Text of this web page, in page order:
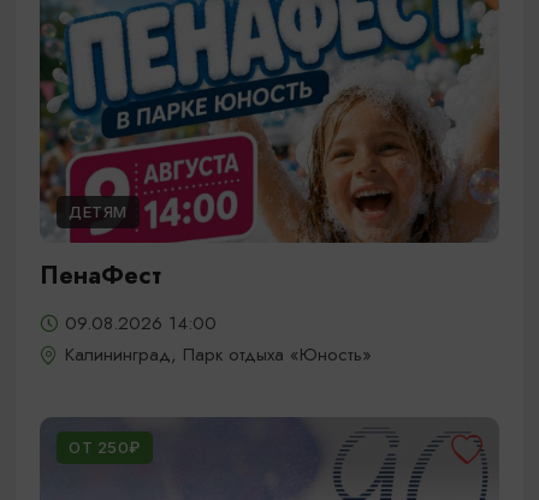
ДЕТЯМ
ПенаФест
09.08.2026 14:00
Калининград, Парк отдыха «Юность»
ОТ 250₽